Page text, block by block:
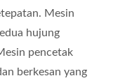
Mesin
hujung
pencetak
berkesan yang